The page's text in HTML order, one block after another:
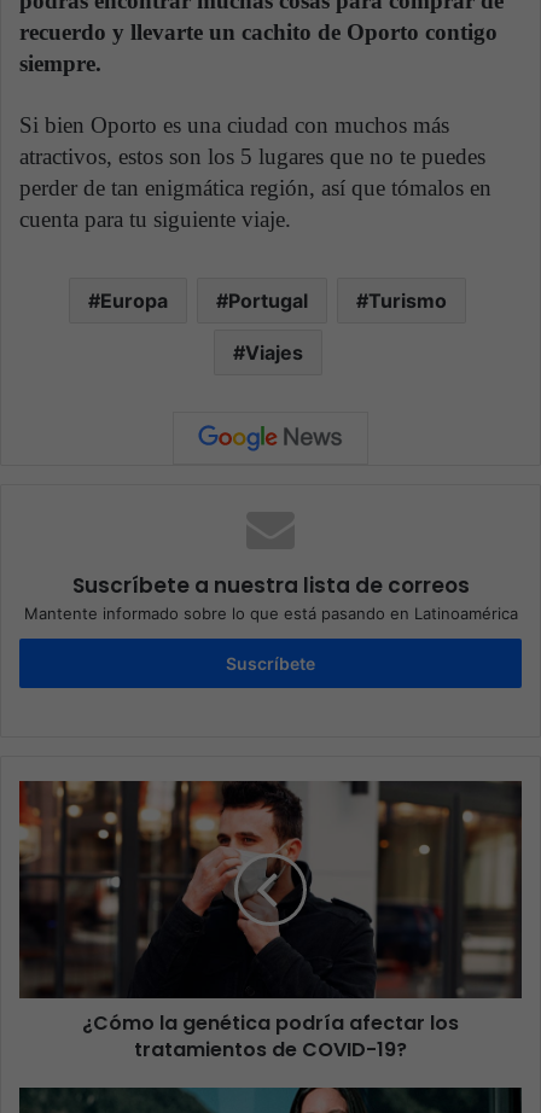
recuerdo y llevarte un cachito de Oporto contigo
siempre.
Si bien Oporto es una ciudad con muchos más
atractivos, estos son los 5 lugares que no te puedes
perder de tan enigmática región, así que tómalos en
cuenta para tu siguiente viaje.
Europa Portugal Turismo
Viajes
Suscríbete a nuestra lista de correos
Mantente informado sobre lo que está pasando en Latinoamérica
Suscríbete
¿Cómo la genética podría afectar los
tratamientos de COVID-19?